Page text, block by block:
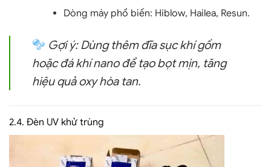
Dòng máy phổ biến: Hiblow, Hailea, Resun.
Gợi ý:Dùng thêmđĩa sục khí gốm
hoặc đá khí nanođể tạo bọt mịn, tăng
hiệu quả oxy hòa tan.
2.4. Đèn UV khử trùng